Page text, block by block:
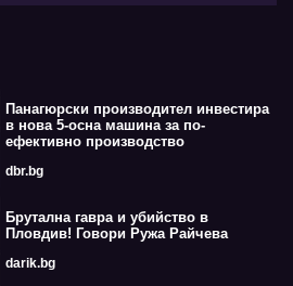
Панагюрски производител инвестира
в нова 5-осна машина за по-
ефективно производство
dbr.bg
Брутална гавра и убийство в
Пловдив! Говори Ружа Райчева
darik.bg